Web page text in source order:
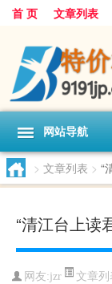
首 页 文章列表
网站导航
> 文章列表 > “
“清江台上读
网友:jzr 文章列